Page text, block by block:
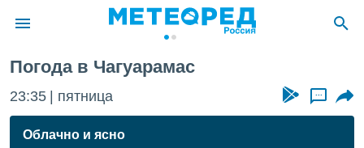
о
Погода в Чагуарамас
23:35 пятница ...
Облачно и ясно